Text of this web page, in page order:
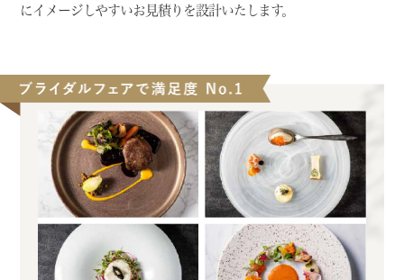
にイメージしやすいお見積りを設計いたします。